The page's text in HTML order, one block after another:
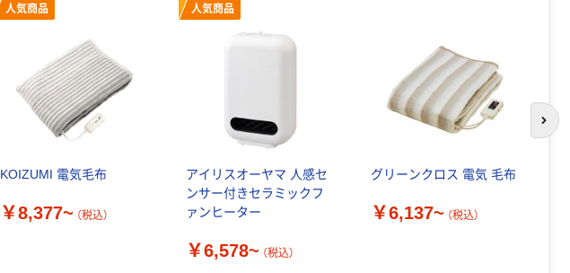
人気商品
KOIZUMI 電気毛布
￥8,377~ （税込）
人気商品
アイリスオーヤマ 人感セ
ンサー付きセラミックフ
ァンヒーター
￥6,578~ （税込）
グリーンクロス 電気 毛布
￥6,137~ （税込）
次